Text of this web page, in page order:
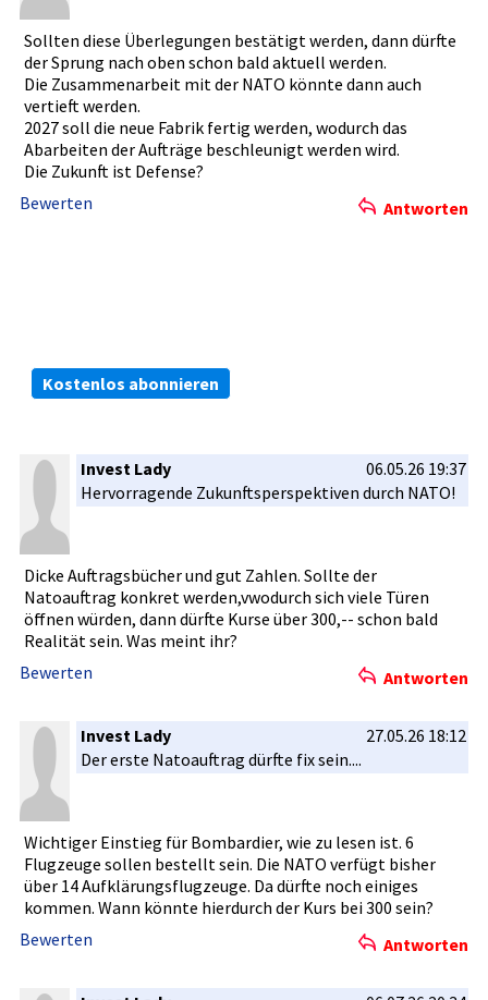
Sollten diese Überlegung­en bestätigt werden, dann dürfte
der Sprung nach oben schon bald aktuell werden.
Die Zusammenar­beit mit der NATO könnte dann auch
vertieft werden.
2027 soll die neue Fabrik fertig werden, wodurch das
Abarbeiten­ der Aufträge beschleuni­gt werden wird.
Die Zukunft ist Defense?
Bewerten
Antworten
Kostenlos abonnieren
Invest Lady
06.05.26 19:37
Hervorrage­nde Zukunftspe­rspektiven­ durch NATO!
Dicke Auftragsbü­cher und gut Zahlen. Sollte der
Natoauftra­g konkret werden,vwo­durch sich viele Türen
öffnen würden, dann dürfte Kurse über 300,-- schon bald
Realität sein. Was meint ihr?
Bewerten
Antworten
Invest Lady
27.05.26 18:12
Der erste Natoauftra­g dürfte fix sein....
Wichtiger Einstieg für Bombardier­, wie zu lesen ist. 6
Flugzeuge sollen bestellt sein. Die NATO verfügt bisher
über 14 Aufklärung­sflugzeuge­. Da dürfte noch einiges
kommen. Wann könnte hierdurch der Kurs bei 300 sein?
Bewerten
Antworten